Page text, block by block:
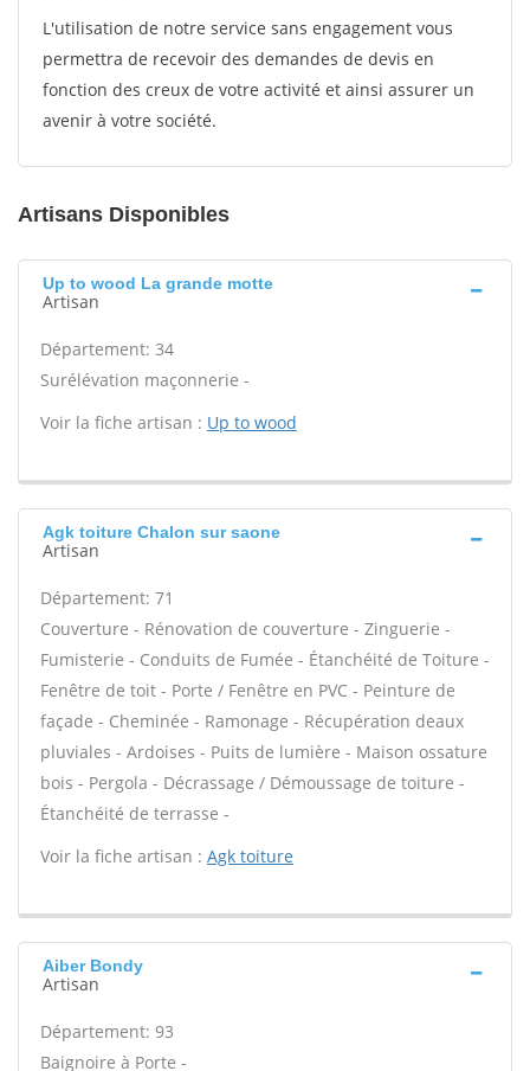
L'utilisation de notre service sans engagement vous
permettra de recevoir des demandes de devis en
fonction des creux de votre activité et ainsi assurer un
avenir à votre société.
Artisans Disponibles
Up to wood La grande motte
Artisan
Département: 34
Surélévation maçonnerie -
Voir la fiche artisan : Up to wood
Agk toiture Chalon sur saone
Artisan
Département: 71
Couverture - Rénovation de couverture - Zinguerie -
Fumisterie - Conduits de Fumée - Étanchéité de Toiture -
Fenêtre de toit - Porte / Fenêtre en PVC - Peinture de
façade - Cheminée - Ramonage - Récupération deaux
pluviales - Ardoises - Puits de lumière - Maison ossature
bois - Pergola - Décrassage / Démoussage de toiture -
Étanchéité de terrasse -
Voir la fiche artisan : Agk toiture
Aiber Bondy
Artisan
Département: 93
Baignoire à Porte -